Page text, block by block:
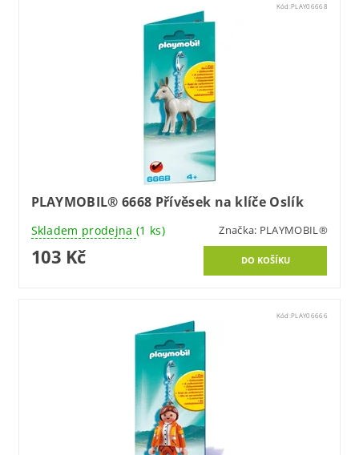
Kód:PLAY06668
PLAYMOBIL® 6668 Přívěsek na klíče Oslík
Skladem prodejna (1 ks) Značka: PLAYMOBIL®
103 Kč
Kód:PLAY06666